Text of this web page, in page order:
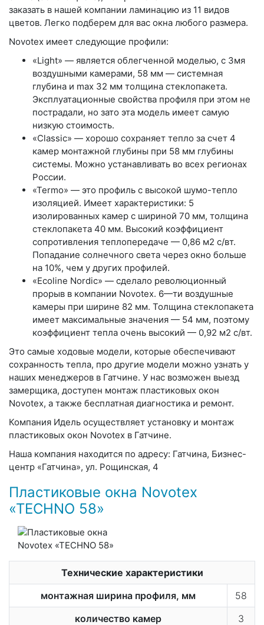
заказать в нашей компании ламинацию из 11 видов
цветов. Легко подберем для вас окна любого размера.
Novotex имеет следующие профили:
«Light» — является облегченной моделью, с 3мя
воздушными камерами, 58 мм — системная
глубина и max 32 мм толщина стеклопакета.
Эксплуатационные свойства профиля при этом не
пострадали, но зато эта модель имеет самую
низкую стоимость.
«Classic» — хорошо сохраняет тепло за счет 4
камер монтажной глубины при 58 мм глубины
системы. Можно устанавливать во всех регионах
России.
«Termo» — это профиль с высокой шумо-тепло
изоляцией. Имеет характеристики: 5
изолированных камер с шириной 70 мм, толщина
стеклопакета 40 мм. Высокий коэффициент
сопротивления теплопередаче — 0,86 м2 с/вт.
Попадание солнечного света через окно больше
на 10%, чем у других профилей.
«Ecoline Nordic» — сделало революционный
прорыв в компании Novotex. 6—ти воздушные
камеры при ширине 82 мм. Толщина стеклопакета
имеет максимальные значения — 54 мм, поэтому
коэффициент тепла очень высокий — 0,92 м2 с/вт.
Это самые ходовые модели, которые обеспечивают
сохранность тепла, про другие модели можно узнать у
наших менеджеров в Гатчине. У нас возможен выезд
замерщика, доступен монтаж пластиковых окон
Novotex, а также бесплатная диагностика и ремонт.
Компания Идель осуществляет установку и монтаж
пластиковых окон Novotex в Гатчине.
Наша компания находится по адресу: Гатчина, Бизнес-
центр «Гатчина», ул. Рощинская, 4
Пластиковые окна Novotex
«TECHNO 58»
Технические характеристики
монтажная ширина профиля, мм
58
количество камер
3